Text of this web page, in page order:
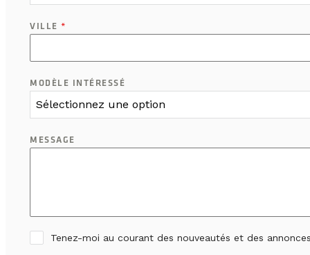
VILLE *
MODÈLE INTÉRESSÉ
Sélectionnez une option
MESSAGE
Tenez-moi au courant des nouveautés et des